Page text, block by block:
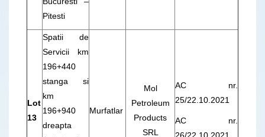
Pitesti
Lot
13
Spatii de
Servicii km
196+440
stanga si
km
196+940
dreapta
Murfatlar
Mol
Petroleum
Products
SRL
AC nr.
25/22.10.2021
AC nr.
26/22.10.2021